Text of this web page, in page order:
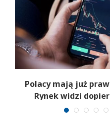
Polacy mają już
Rynek widzi